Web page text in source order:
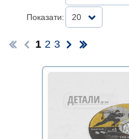
Показати: 20
1 2 3